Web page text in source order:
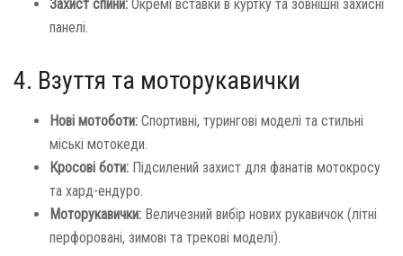
Захист спини: Окремі вставки в куртку та зовнішні захисні
панелі.
4. Взуття та моторукавички
Нові мотоботи: Спортивні, турингові моделі та стильні
міські мотокеди.
Кросові боти: Підсилений захист для фанатів мотокросу
та хард-ендуро.
Моторукавички: Величезний вибір нових рукавичок (літні
перфоровані, зимові та трекові моделі).